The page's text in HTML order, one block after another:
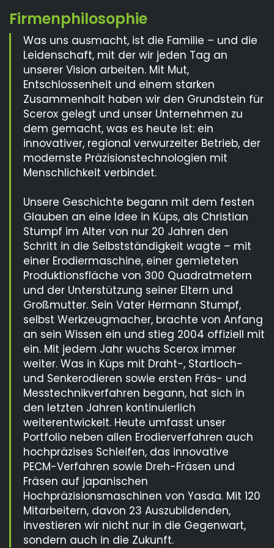
Was uns ausmacht, ist die Familie – und die
Leidenschaft, mit der wir jeden Tag an
unserer Vision arbeiten. Mit Mut,
Entschlossenheit und einem starken
Zusammenhalt haben wir den Grundstein für
Scerox gelegt und unser Unternehmen zu
dem gemacht, was es heute ist: ein
innovativer, regional verwurzelter Betrieb, der
modernste Präzisionstechnologien mit
Menschlichkeit verbindet.
Unsere Geschichte begann mit dem festen
Glauben an eine Idee in Küps, als Christian
Stumpf im Alter von nur 20 Jahren den
Schritt in die Selbstständigkeit wagte – mit
einer Erodiermaschine, einer gemieteten
Produktionsfläche von 300 Quadratmetern
und der Unterstützung seiner Eltern und
Großmutter. Sein Vater Hermann Stumpf,
selbst Werkzeugmacher, brachte von Anfang
an sein Wissen ein und stieg 2004 offiziell mit
ein. Mit jedem Jahr wuchs Scerox immer
weiter. Was in Küps mit Draht-, Startloch-
und Senkerodieren sowie ersten Fräs- und
Messtechnikverfahren begann, hat sich in
den letzten Jahren kontinuierlich
weiterentwickelt. Heute umfasst unser
Portfolio neben allen Erodierverfahren auch
hochpräzises Schleifen, das innovative
PECM-Verfahren sowie Dreh-Fräsen und
Fräsen auf japanischen
Hochpräzisionsmaschinen von Yasda. Mit 120
Mitarbeitern, davon 23 Auszubildenden,
investieren wir nicht nur in die Gegenwart,
sondern auch in die Zukunft.